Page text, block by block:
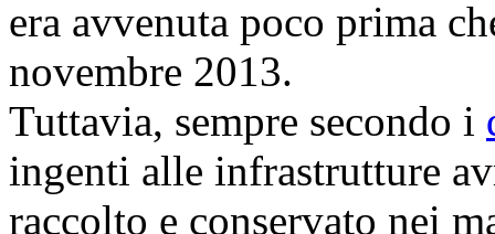
era avvenuta poco prima
novembre 2013.
Tuttavia, sempre secondo i
ingenti alle infrastrutture
raccolto e conservato nei